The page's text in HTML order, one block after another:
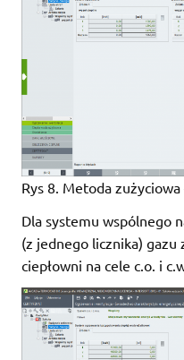
Rys 8. Metoda
Dla systemu wspólnego
(z jednego licznika) gazu
ciepłowni na cele c.o. i